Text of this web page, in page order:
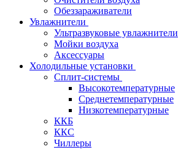
Обеззараживатели
Увлажнители
Ультразвуковые увлажнители
Мойки воздуха
Аксессуары
Холодильные установки
Сплит-системы
Высокотемпературные
Среднетемпературные
Низкотемпературные
ККБ
ККС
Чиллеры